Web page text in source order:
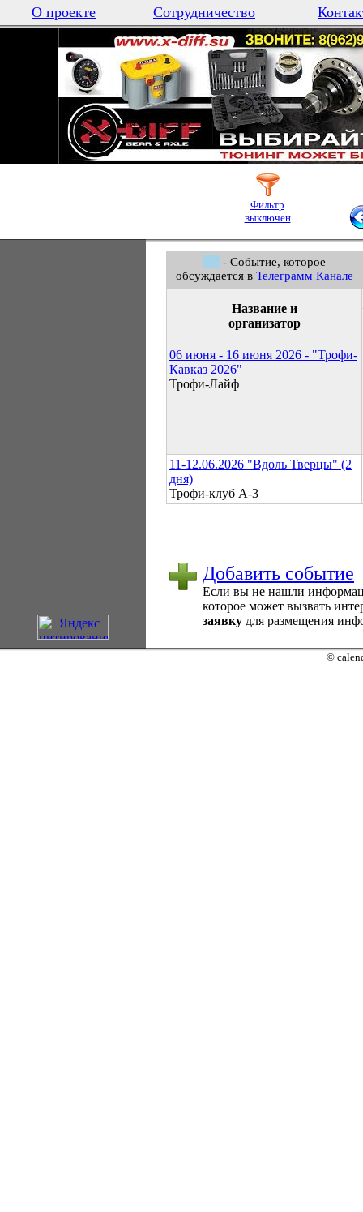
О проекте Сотрудничество
Фильтр
выключен
- Событие, которое
обсуждается в Телеграмм Канале
Название и
организатор
06 июня - 16 июня 2026 - "Трофи-
Кавказ 2026"
Трофи-Лайф
11-12.06.2026 "Вдоль Тверцы" (2
дня)
Трофи-клуб А-3
Добавить событие
Если вы не нашли
которое может вызвать
заявку для размещения
©